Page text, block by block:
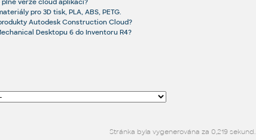
verze cloud aplikací?
pro 3D tisk, PLA, ABS, PETG.
Autodesk Construction Cloud?
Desktopu 6 do Inventoru R4?
Stránka byla vygenerována za 0,219 sekund.